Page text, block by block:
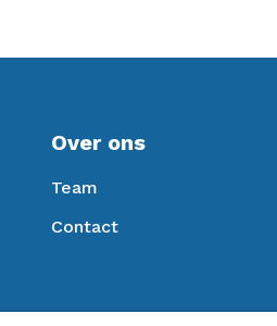
Over ons
Team
Contact